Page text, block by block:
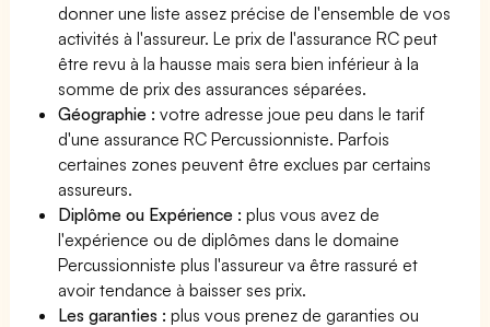
donner une liste assez précise de l'ensemble de vos
activités à l'assureur. Le prix de l'assurance RC peut
être revu à la hausse mais sera bien inférieur à la
somme de prix des assurances séparées.
Géographie :votre adresse joue peu dans le tarif
d'une assurance RC Percussionniste. Parfois
certaines zones peuvent être exclues par certains
assureurs.
Diplôme ou Expérience :plus vous avez de
l'expérience ou de diplômes dans le domaine
Percussionniste plus l'assureur va être rassuré et
avoir tendance à baisser ses prix.
Les garanties :plus vous prenez de garanties ou